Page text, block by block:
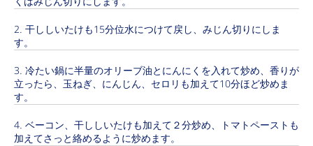
干ししいたけも15分位水につけて戻し、みじん切りにしま
す。
冷たい鍋に半量のオリーブ油とにんにくを入れて炒め、香りが
立ったら、玉ねぎ、にんじん、セロリも加えて10分ほど炒めま
す。
ベーコン、干ししいたけも加えて２分炒め、トマトペーストも
加えてさっと絡めるように炒めます。